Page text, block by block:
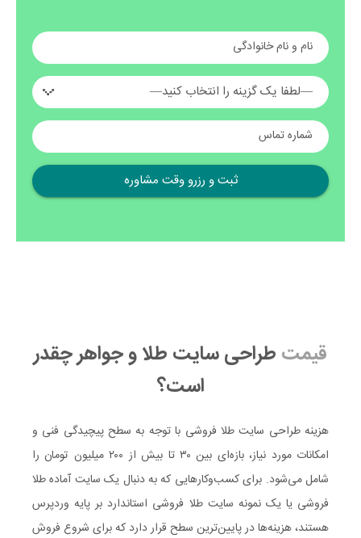
نام و نام خانوادگی
—لطفا یک گزینه را انتخاب کنید—
شماره تماس
قیمتطراحی سایت طلا و جواهر چقدر
است؟
هزینه طراحی سایت طلا فروشی با توجه به سطح پیچیدگی فنی و
امکانات مورد نیاز، بازه‌ای بین ۳۰ تا بیش از ۲۰۰ میلیون تومان را
شامل می‌شود. برای کسب‌وکارهایی که به دنبال یک سایت آماده طلا
فروشی یا یک نمونه سایت طلا فروشی استاندارد بر پایه وردپرس
هستند، هزینه‌ها در پایین‌ترین سطح قرار دارد که برای شروع فروش